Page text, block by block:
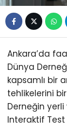
Ankara’da
Dünya
kapsamlı bir
tehlikelerini
Derneğin
Interaktif Test